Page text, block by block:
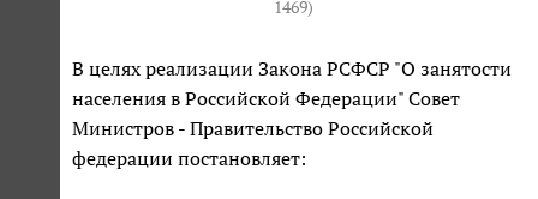
1469)
В целях реализации Закона РСФСР "О занятости
населения в Российской Федерации" Совет
Министров - Правительство Российской
федерации постановляет: